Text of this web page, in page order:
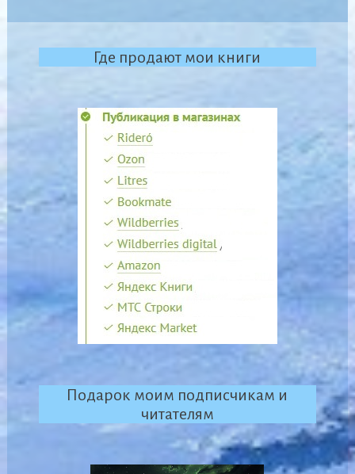
Где продают мои книги
Подарок моим подписчикам и
читателям